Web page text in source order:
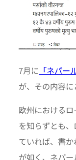
7月に 「ネパー
が、その内容に
欧州における
を知らずとも
ていれば、書
が如く、ネパ